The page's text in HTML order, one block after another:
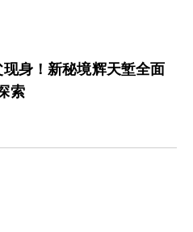
现身！新秘境辉天堑全面
索